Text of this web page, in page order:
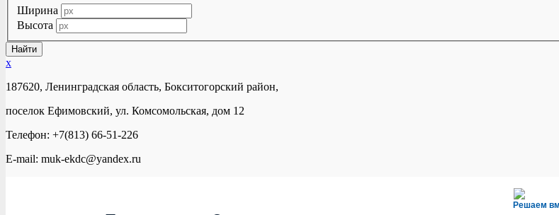
Ширина
Высота
x
187620, Ленинградская область, Бокситогорский район,
поселок Ефимовский, ул. Комсомольская, дом 12
Телефон: +7(813) 66-51-226
E-mail: muk-ekdc@yandex.ru
Решаем